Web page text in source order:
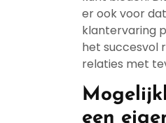
er ook voor
klantervaring
het succesvol
relaties met
een